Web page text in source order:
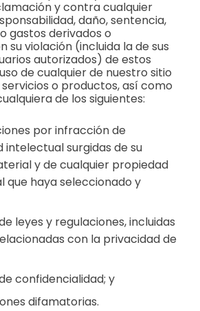
y contra cualquier
daño, sentencia,
gastos derivados o
su violación (incluida la de sus
autorizados) de estos
de cualquier de nuestro sitio
o productos, así como
de los siguientes:
por infracción de
intelectual surgidas de su
y de cualquier propiedad
que haya seleccionado y
leyes y regulaciones, incluidas
con la privacidad de
confidencialidad; y
difamatorias.